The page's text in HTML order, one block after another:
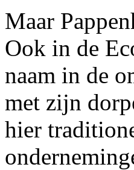
Maar
Ook in de
naam in de
met zijn
hier